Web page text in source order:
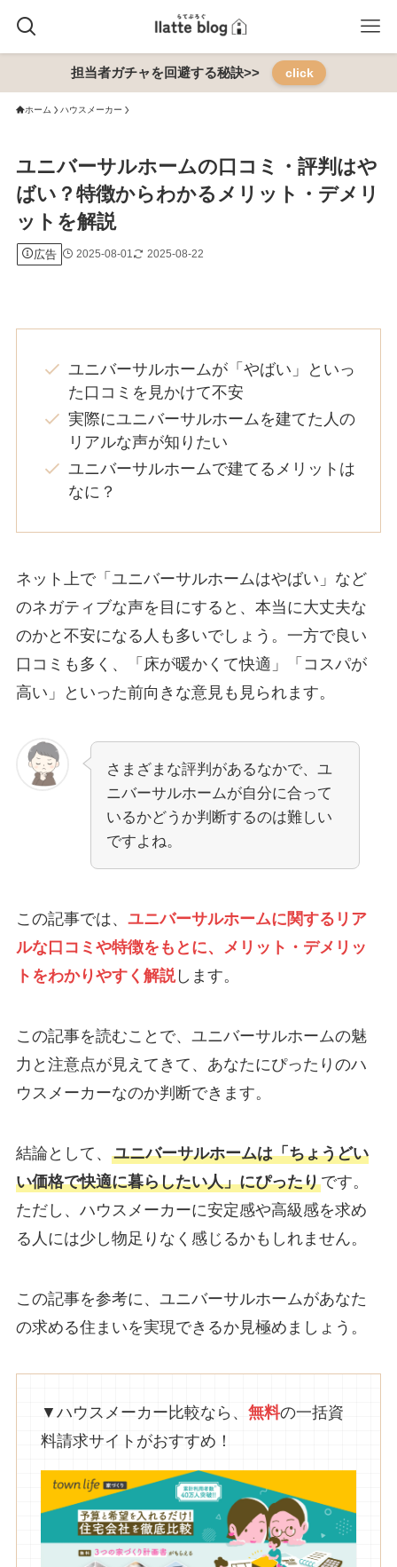
担当者ガチャを回避する秘訣>> click
ホーム ハウスメーカー
ユニバーサルホームの口コミ・評判はや
ばい？特徴からわかるメリット・デメリ
ットを解説
広告 2025-08-01 2025-08-22
ユニバーサルホームが「やばい」といっ
た口コミを見かけて不安
実際にユニバーサルホームを建てた人の
リアルな声が知りたい
ユニバーサルホームで建てるメリットは
なに？
ネット上で「ユニバーサルホームはやばい」など
のネガティブな声を目にすると、本当に大丈夫な
のかと不安になる人も多いでしょう。一方で良い
口コミも多く、「床が暖かくて快適」「コスパが
高い」といった前向きな意見も見られます。
さまざまな評判があるなかで、ユ
ニバーサルホームが自分に合って
いるかどうか判断するのは難しい
ですよね。
この記事では、 ユニバーサルホームに関するリア
ルな口コミや特徴をもとに、メリット・デメリッ
トをわかりやすく解説します。
この記事を読むことで、ユニバーサルホームの魅
力と注意点が見えてきて、あなたにぴったりのハ
ウスメーカーなのか判断できます。
結論として、 ユニバーサルホームは「ちょうどい
い価格で快適に暮らしたい人」にぴったりです。
ただし、ハウスメーカーに安定感や高級感を求め
る人には少し物足りなく感じるかもしれません。
この記事を参考に、ユニバーサルホームがあなた
の求める住まいを実現できるか見極めましょう。
▼ハウスメーカー比較なら、 無料の一括資
料請求サイトがおすすめ！